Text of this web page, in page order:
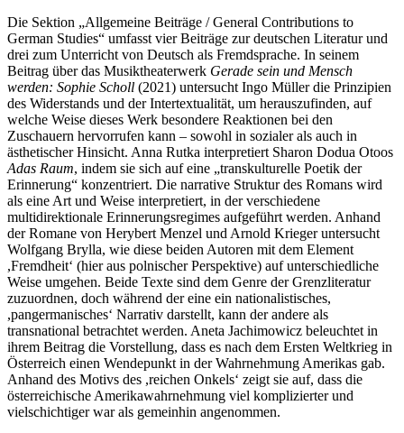
Die Sektion „Allgemeine Beiträge / General Contributions to
German Studies“ umfasst vier Beiträge zur deutschen Literatur und
drei zum Unterricht von Deutsch als Fremdsprache. In seinem
Beitrag über das Musiktheaterwerk Gerade sein und Mensch
werden: Sophie Scholl (2021) untersucht Ingo Müller die Prinzipien
des Widerstands und der Intertextualität, um herauszufinden, auf
welche Weise dieses Werk besondere Reaktionen bei den
Zuschauern hervorrufen kann – sowohl in sozialer als auch in
ästhetischer Hinsicht. Anna Rutka interpretiert Sharon Dodua Otoos
Adas Raum, indem sie sich auf eine „transkulturelle Poetik der
Erinnerung“ konzentriert. Die narrative Struktur des Romans wird
als eine Art und Weise interpretiert, in der verschiedene
multidirektionale Erinnerungsregimes aufgeführt werden. Anhand
der Romane von Herybert Menzel und Arnold Krieger untersucht
Wolfgang Brylla, wie diese beiden Autoren mit dem Element
,Fremdheit‘ (hier aus polnischer Perspektive) auf unterschiedliche
Weise umgehen. Beide Texte sind dem Genre der Grenzliteratur
zuzuordnen, doch während der eine ein nationalistisches,
,pangermanisches‘ Narrativ darstellt, kann der andere als
transnational betrachtet werden. Aneta Jachimowicz beleuchtet in
ihrem Beitrag die Vorstellung, dass es nach dem Ersten Weltkrieg in
Österreich einen Wendepunkt in der Wahrnehmung Amerikas gab.
Anhand des Motivs des ,reichen Onkels‘ zeigt sie auf, dass die
österreichische Amerikawahrnehmung viel komplizierter und
vielschichtiger war als gemeinhin angenommen.